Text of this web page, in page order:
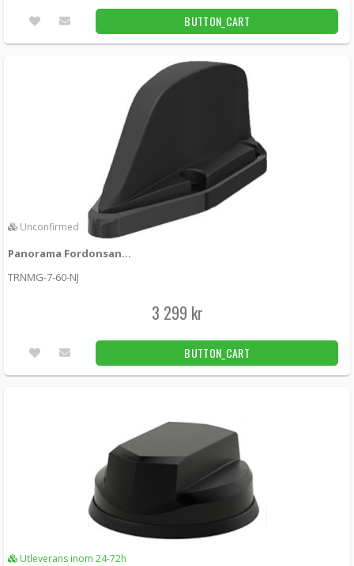
BUTTON_CART
Unconfirmed
Panorama Fordonsantenn 4G LTE MIMO GPS 700-6000MHz
TRNMG-7-60-NJ
3 299 kr
BUTTON_CART
Utleverans inom 24-72h